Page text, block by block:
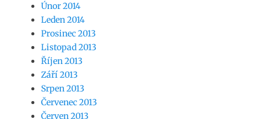
Únor 2014
Leden 2014
Prosinec 2013
Listopad 2013
Říjen 2013
Září 2013
Srpen 2013
Červenec 2013
Červen 2013